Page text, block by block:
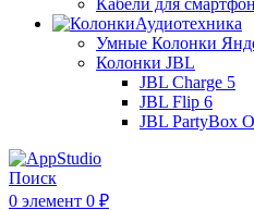
Кабели для
Аудиотехника
Умные Колонки
Колонки JBL
JBL Charge 5
JBL Flip 6
JBL PartyBox
Поиск
0 элемент 0 ₽